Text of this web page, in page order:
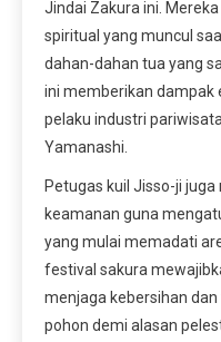
Jindai Zakura ini.
spiritual yang muncul
dahan-dahan tua yang
ini memberikan dampak
pelaku industri
Yamanashi.
Petugas kuil Jisso-ji
keamanan guna
yang mulai memadati
festival sakura
menjaga kebersihan
pohon demi alasan